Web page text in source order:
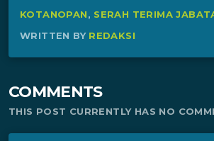
KOTANOPAN, SERAH TERIMA
WRITTEN BY REDAKSI
COMMENTS
THIS POST CURRENTLY HAS NO